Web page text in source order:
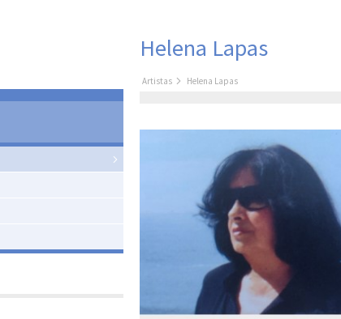
Helena Lapas
Artistas Helena Lapas